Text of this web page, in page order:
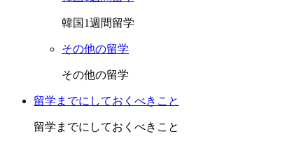
韓国1週間留学
その他の留学
その他の留学
留学までにしておくべきこと
留学までにしておくべきこと